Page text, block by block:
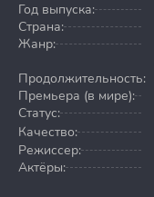
Год выпуска:
Страна:
Жанр:
Продолжительность:
Премьера (в мире):
Статус:
Качество:
Режиссер:
Актёры: